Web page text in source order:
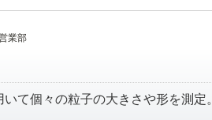
業部
て個々の粒子の大きさや形を測定。